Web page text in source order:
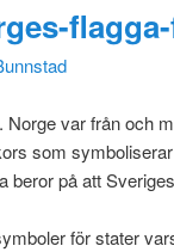
var från och
som
beror på att
för stater